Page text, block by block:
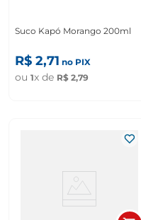
Suco Kapó Morango 200ml
R$ 2,71 no PIX
ou 1x de R$ 2,79